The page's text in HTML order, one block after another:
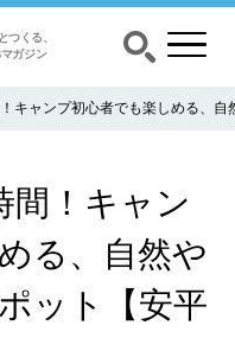
つくる、
ガジン
キャンプ初心者でも楽しめる、
間！キャン
る、自然や
ット【安平